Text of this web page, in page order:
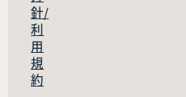
針/
利
用
規
約